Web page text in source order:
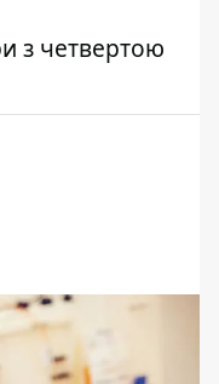
з четвертою